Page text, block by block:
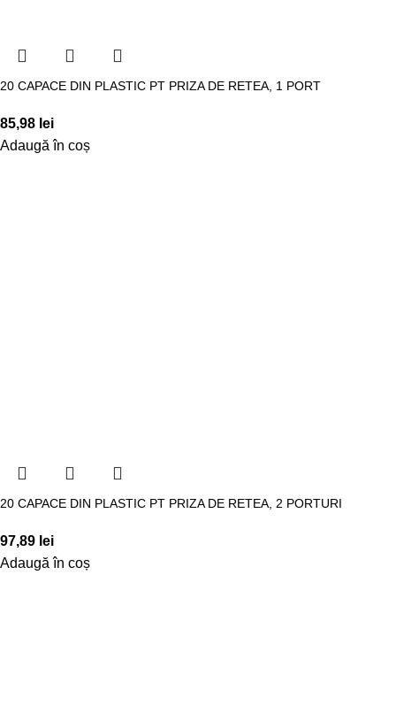
20 CAPACE DIN PLASTIC PT PRIZA DE RETEA, 1 PORT
85,98 lei
Adaugă în coș
20 CAPACE DIN PLASTIC PT PRIZA DE RETEA, 2 PORTURI
97,89 lei
Adaugă în coș